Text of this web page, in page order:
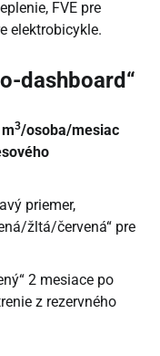
FVE pre
elektrobicykle.
dashboard“
m3/osoba/mesiac
priemer,
žltá/červená“ pre
2 mesiace po
z rezervného